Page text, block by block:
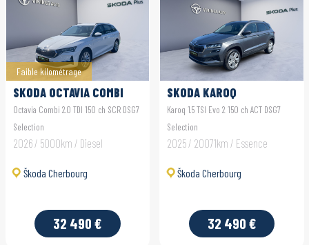
Faible kilométrage
SKODA OCTAVIA COMBI
Octavia Combi 2.0 TDI 150 ch SCR DSG7
Selection
2026 / 5000km / Diesel
Škoda Cherbourg
32 490 €
SKODA KAROQ
Karoq 1.5 TSI Evo 2 150 ch ACT DSG7
Selection
2025 / 20071km / Essence
Škoda Cherbourg
32 490 €